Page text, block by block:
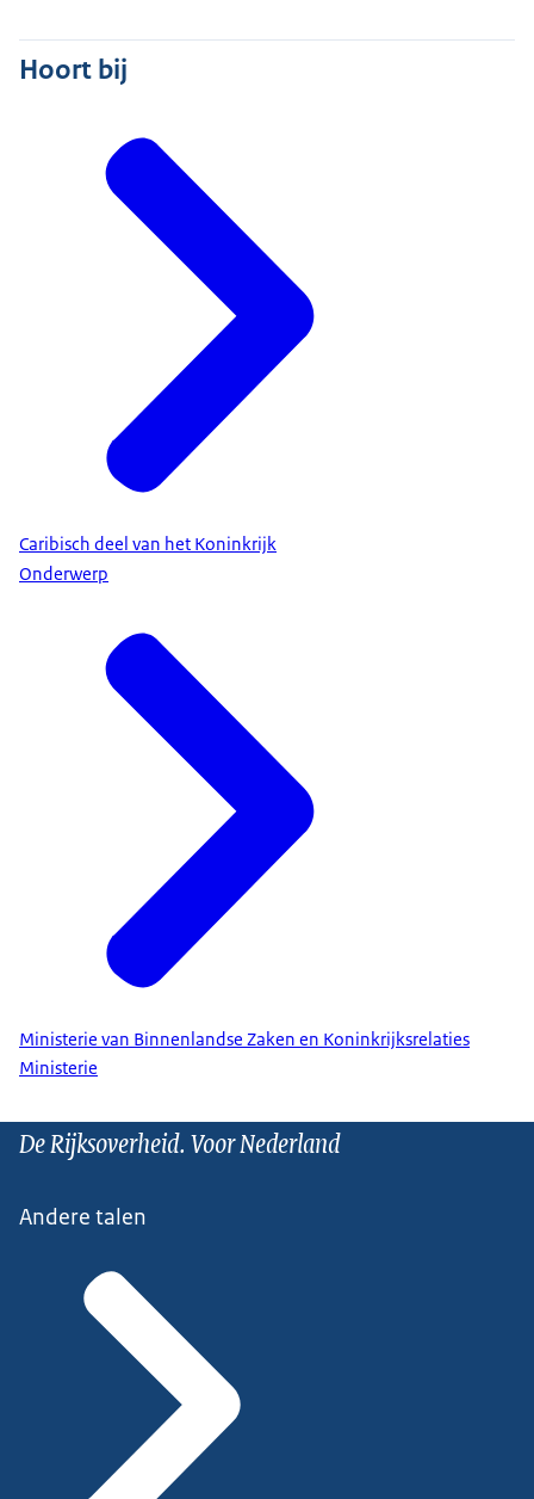
Hoort bij
Caribisch deel van het Koninkrijk
Onderwerp
Ministerie van Binnenlandse Zaken en Koninkrijksrelaties
Ministerie
De Rijksoverheid. Voor Nederland
Andere talen